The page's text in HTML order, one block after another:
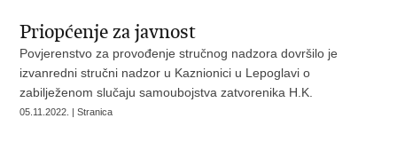
Priopćenje za javnost
Povjerenstvo za provođenje stručnog nadzora dovršilo je
izvanredni stručni nadzor u Kaznionici u Lepoglavi o
zabilježenom slučaju samoubojstva zatvorenika H.K.
05.11.2022. | Stranica